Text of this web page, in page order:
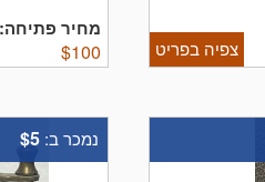
צפיה בפריט
מחיר פתיחה:
$100
נמכר ב: $5